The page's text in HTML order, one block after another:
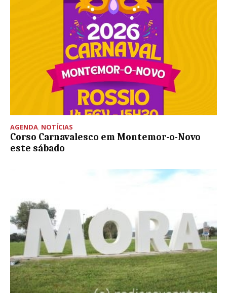
AGENDA, NOTÍCIAS
Corso Carnavalesco em Montemor-o-Novo
este sábado